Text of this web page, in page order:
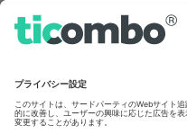
Bulgaria
Regus Sofia City West, bul
Bulgaria
Mexico